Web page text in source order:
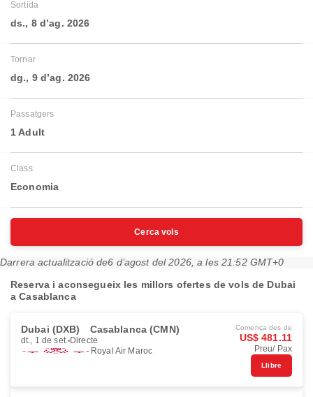
Sortida
ds., 8 d’ag. 2026
Tornar
dg., 9 d’ag. 2026
Passatgers
1 Adult
Class
Economia
Cerca vols
Darrera actualització de6 d’agost del 2026, a les 21:52 GMT+0
Reserva i aconsegueix les millors ofertes de vols de Dubai
a Casablanca
Dubai (DXB) Casablanca (CMN)
dt., 1 de set. Directe
Royal Air Maroc
Comença des de
US$ 481.11
Preu/ Pax
Llibre